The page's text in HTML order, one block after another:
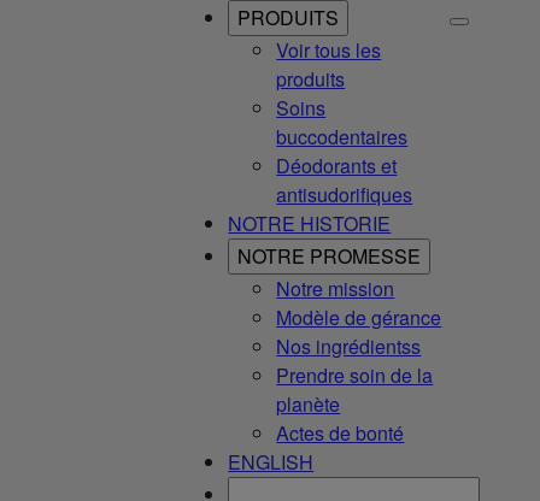
PRODUITS
Voir tous les
produits
Soins
buccodentaires
Déodorants et
antisudorifiques
NOTRE HISTORIE
NOTRE PROMESSE
Notre mission
Modèle de gérance
Nos ingrédientss
Prendre soin de la
planète
Actes de bonté
ENGLISH